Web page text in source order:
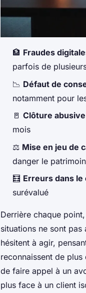
🏦 Fraudes
parfois de
📉 Défaut de
notamment pour
🚪 Clôture
mois
⚖️ Mise en jeu de
danger le
🧮 Erreurs dans le
surévalué
Derrière chaque
situations ne sont pas
hésitent à agir,
reconnaissent de
de faire appel à un
plus face à un client